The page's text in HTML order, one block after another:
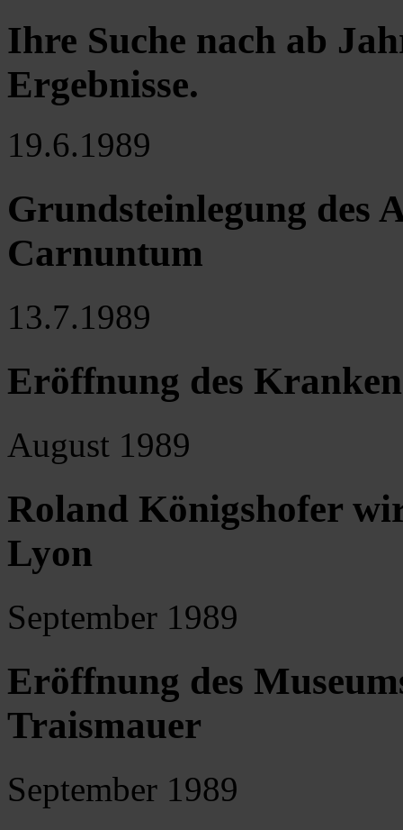
Ihre Suche nach ab
Ergebnisse.
19.6.1989
Grundsteinlegung des
Carnuntum
13.7.1989
Eröffnung des
August 1989
Roland Königshofer
Lyon
September 1989
Eröffnung des
Traismauer
September 1989